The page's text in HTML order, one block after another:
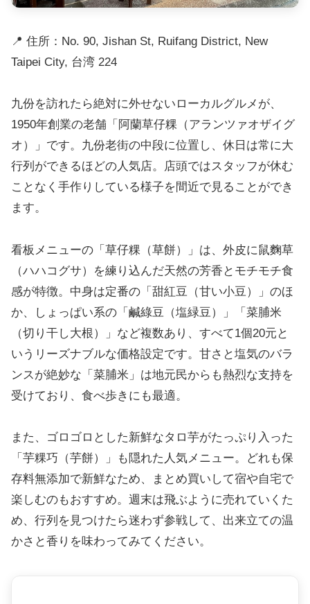
📍 住所：No. 90, Jishan St, Ruifang District, New
Taipei City, 台湾 224
九份を訪れたら絶対に外せないローカルグルメが、
1950年創業の老舗「阿蘭草仔粿（アランツァオザイグ
オ）」です。九份老街の中段に位置し、休日は常に大
行列ができるほどの人気店。店頭ではスタッフが休む
ことなく手作りしている様子を間近で見ることができ
ます。
看板メニューの「草仔粿（草餅）」は、外皮に鼠麴草
（ハハコグサ）を練り込んだ天然の芳香とモチモチ食
感が特徴。中身は定番の「甜紅豆（甘い小豆）」のほ
か、しょっぱい系の「鹹綠豆（塩緑豆）」「菜脯米
（切り干し大根）」など複数あり、すべて1個20元と
いうリーズナブルな価格設定です。甘さと塩気のバラ
ンスが絶妙な「菜脯米」は地元民からも熱烈な支持を
受けており、食べ歩きにも最適。
また、ゴロゴロとした新鮮なタロ芋がたっぷり入った
「芋粿巧（芋餅）」も隠れた人気メニュー。どれも保
存料無添加で新鮮なため、まとめ買いして宿や自宅で
楽しむのもおすすめ。週末は飛ぶように売れていくた
め、行列を見つけたら迷わず参戦して、出来立ての温
かさと香りを味わってみてください。